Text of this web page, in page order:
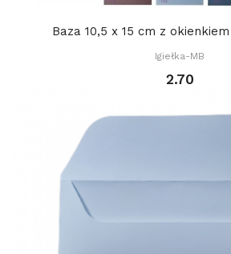
Baza 10,5 x 15 cm z
Igiełka-MB
2.70